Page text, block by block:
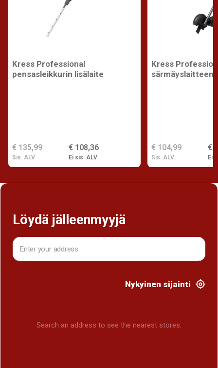
Kress Professional
pensasleikkurin lisälaite
€ 108,36
Ei sis. ALV
€ 135,99
Sis. ALV
Kress
särmäyslaitteen
€
Ei
€ 104,99
Sis. ALV
Löydä jälleenmyyjä
Nykyinen sijainti
Search an address to see the nearest stores.